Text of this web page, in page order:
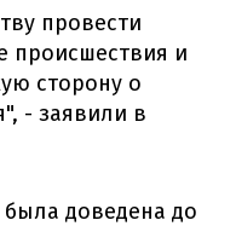
провести
происшествия и
сторону о
- заявили в
доведена до